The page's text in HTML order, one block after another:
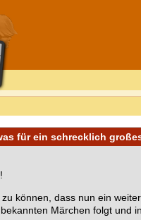
für ein schrecklich
können, dass nun ein
Märchen folgt und